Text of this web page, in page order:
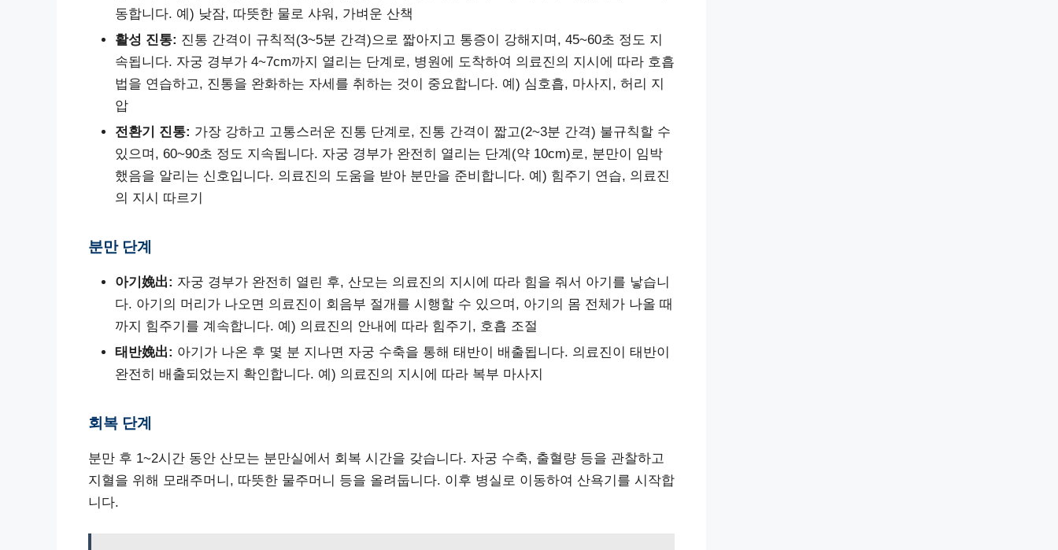
동합니다. 예) 낮잠, 따뜻한 물로 샤워, 가벼운 산책
활성 진통: 진통 간격이 규칙적(3~5분 간격)으로 짧아지고 통증이 강해지며, 45~60초 정도 지
속됩니다. 자궁 경부가 4~7cm까지 열리는 단계로, 병원에 도착하여 의료진의 지시에 따라 호흡
법을 연습하고, 진통을 완화하는 자세를 취하는 것이 중요합니다. 예) 심호흡, 마사지, 허리 지
압
전환기 진통: 가장 강하고 고통스러운 진통 단계로, 진통 간격이 짧고(2~3분 간격) 불규칙할 수
있으며, 60~90초 정도 지속됩니다. 자궁 경부가 완전히 열리는 단계(약 10cm)로, 분만이 임박
했음을 알리는 신호입니다. 의료진의 도움을 받아 분만을 준비합니다. 예) 힘주기 연습, 의료진
의 지시 따르기
분만 단계
아기娩出: 자궁 경부가 완전히 열린 후, 산모는 의료진의 지시에 따라 힘을 줘서 아기를 낳습니
다. 아기의 머리가 나오면 의료진이 회음부 절개를 시행할 수 있으며, 아기의 몸 전체가 나올 때
까지 힘주기를 계속합니다. 예) 의료진의 안내에 따라 힘주기, 호흡 조절
태반娩出: 아기가 나온 후 몇 분 지나면 자궁 수축을 통해 태반이 배출됩니다. 의료진이 태반이
완전히 배출되었는지 확인합니다. 예) 의료진의 지시에 따라 복부 마사지
회복 단계
분만 후 1~2시간 동안 산모는 분만실에서 회복 시간을 갖습니다. 자궁 수축, 출혈량 등을 관찰하고
지혈을 위해 모래주머니, 따뜻한 물주머니 등을 올려둡니다. 이후 병실로 이동하여 산욕기를 시작합
니다.